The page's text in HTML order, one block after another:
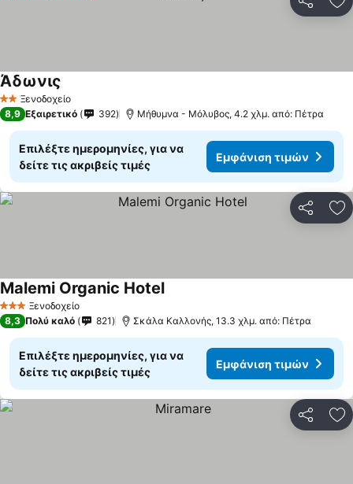
2 ΑστέριαΞενοδοχείο
Άδωνις
8,9 Εξαιρετικό 392 Μήθυμνα - Μόλυβος, 4.2 χλμ. από: Πέτρα
Επιλέξτε ημερομηνίες, για να
δείτε τις ακριβείς τιμές
Εμφάνιση τιμών
3 ΑστέριαΞενοδοχείο
Malemi Organic Hotel
8,3 Πολύ καλό 821 Σκάλα Καλλονής, 13.3 χλμ. από: Πέτρα
Επιλέξτε ημερομηνίες, για να
δείτε τις ακριβείς τιμές
Εμφάνιση τιμών